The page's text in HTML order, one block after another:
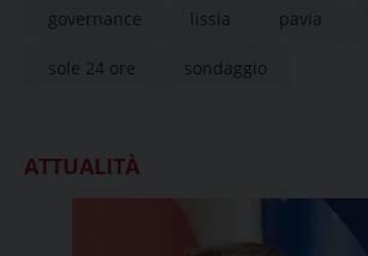
governance lissia pavia
sole 24 ore sondaggio
ATTUALITÀ